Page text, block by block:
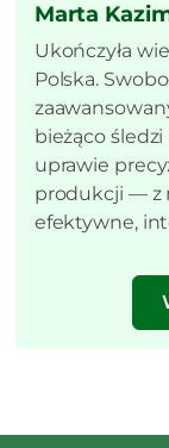
Marta
Ukończyła
Polska.
bieżąco
uprawie
produkcji — z
efektywne,